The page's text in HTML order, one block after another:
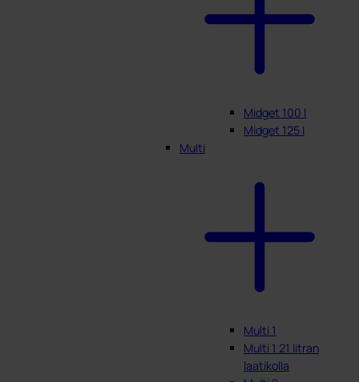
Midget 100 l
Midget 125 l
Multi
Multi 1
Multi 1 21 litran
laatikolla